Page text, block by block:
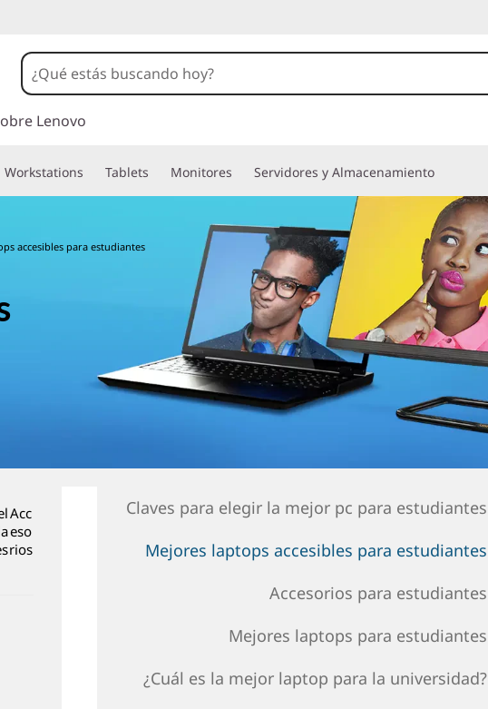
Lenovo
Workstations Tablets Monitores Servidores y Almacenamiento
accesibles para estudiantes
Acc
eso
rios
Claves para elegir la mejor pc para estudiantes
Mejores laptops accesibles para estudiantes
Accesorios para estudiantes
Mejores laptops para estudiantes
¿Cuál es la mejor laptop para la universidad?